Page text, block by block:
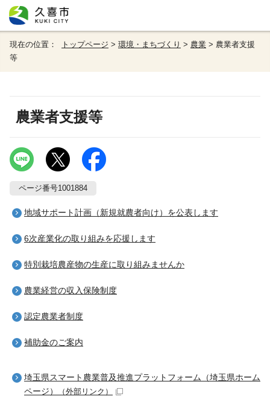
現在の位置： トップページ > 環境・まちづくり > 農業 > 農業者支援
等
農業者支援等
ページ番号1001884
地域サポート計画（新規就農者向け）を公表します
6次産業化の取り組みを応援します
特別栽培農産物の生産に取り組みませんか
農業経営の収入保険制度
認定農業者制度
補助金のご案内
埼玉県スマート農業普及推進プラットフォーム（埼玉県ホーム
ページ）
（外部リンク）